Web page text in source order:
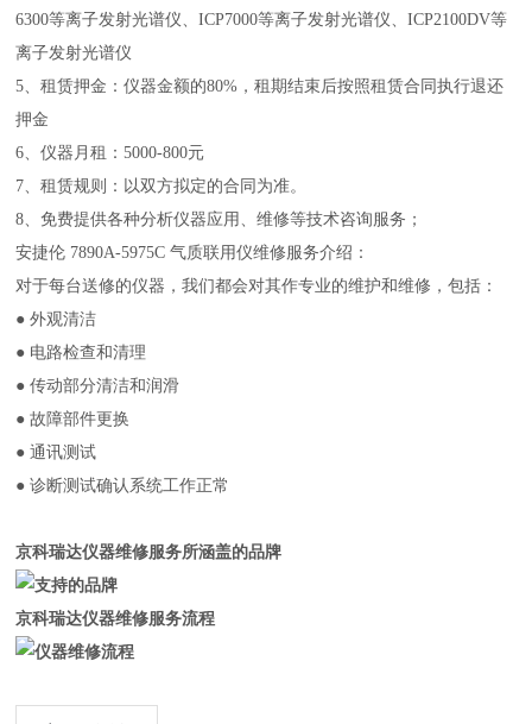
6300等离子发射光谱仪、ICP7000等离子发射光谱仪、ICP2100DV等
离子发射光谱仪
5、租赁押金：仪器金额的80%，租期结束后按照租赁合同执行退还
押金
6、仪器月租：5000-800元
7、租赁规则：以双方拟定的合同为准。
8、免费提供各种分析仪器应用、维修等技术咨询服务；
安捷伦 7890A-5975C 气质联用仪维修服务介绍：
对于每台送修的仪器，我们都会对其作专业的维护和维修，包括：
● 外观清洁
● 电路检查和清理
● 传动部分清洁和润滑
● 故障部件更换
● 通讯测试
● 诊断测试确认系统工作正常
京科瑞达仪器维修服务所涵盖的品牌
京科瑞达仪器维修服务流程